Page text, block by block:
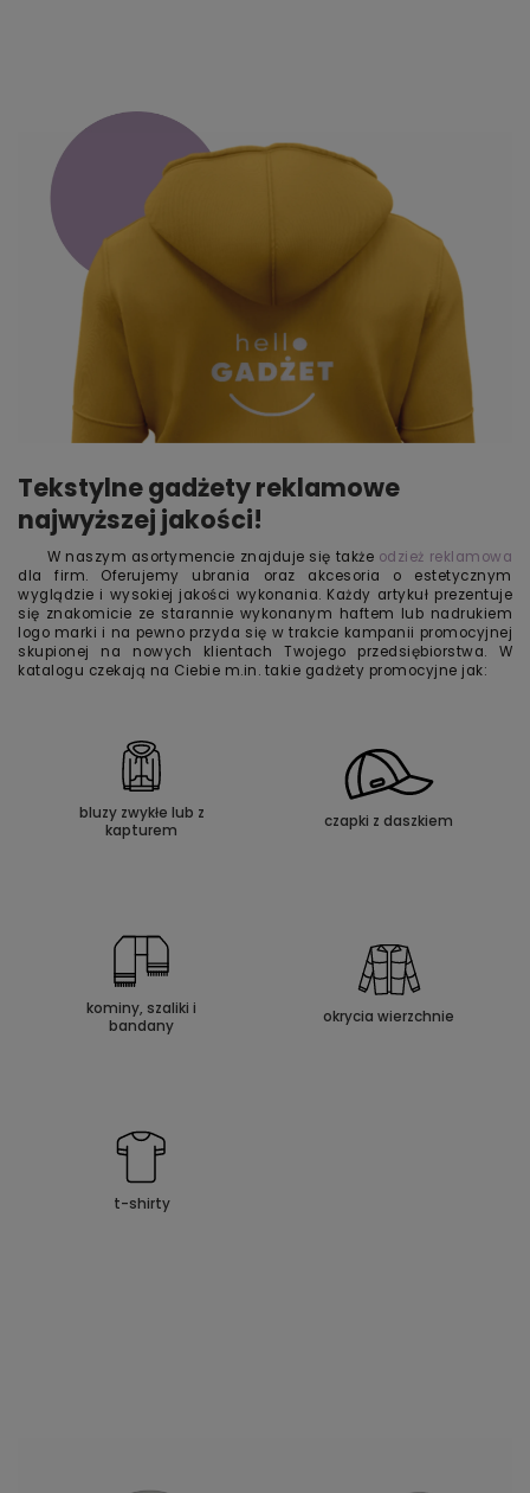
Tekstylne gadżety reklamowe
najwyższej jakości!
W naszym asortymencie znajduje się także odzież reklamowa
dla firm. Oferujemy ubrania oraz akcesoria o estetycznym
wyglądzie i wysokiej jakości wykonania. Każdy artykuł prezentuje
się znakomicie ze starannie wykonanym haftem lub nadrukiem
logo marki i na pewno przyda się w trakcie kampanii promocyjnej
skupionej na nowych klientach Twojego przedsiębiorstwa. W
katalogu czekają na Ciebie m.in. takie gadżety promocyjne jak:
bluzy zwykłe lub z
kapturem
czapki z daszkiem
kominy, szaliki i
bandany
okrycia wierzchnie
t-shirty